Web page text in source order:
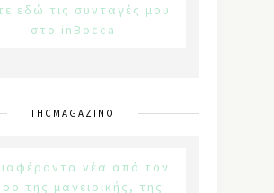
εδώ τις συνταγές μου
στο inBocca
THCMAGAZINO
νέα από τον
της μαγειρικής, της